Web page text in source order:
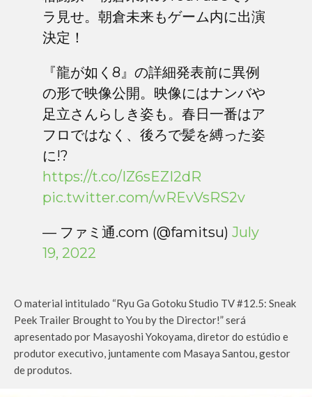
ラ見せ。朝倉未来もゲーム内に出演
決定！
『龍が如く8』の詳細発表前に異例
の形で映像公開。映像にはナンバや
足立さんらしき姿も。春日一番はア
フロではなく、後ろで髪を縛った姿
に!?
https://t.co/IZ6sEZI2dR
pic.twitter.com/wREvVsRS2v
— ファミ通.com (@famitsu) July
19, 2022
O material intitulado “Ryu Ga Gotoku Studio TV #12.5: Sneak
Peek Trailer Brought to You by the Director!” será
apresentado por Masayoshi Yokoyama, diretor do estúdio e
produtor executivo, juntamente com Masaya Santou, gestor
de produtos.